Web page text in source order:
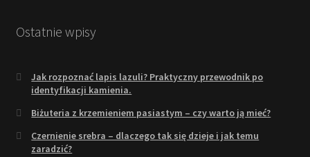
Ostatnie wpisy
Jak rozpoznać lapis lazuli? Praktyczny przewodnik po
identyfikacji kamienia.
Biżuteria z krzemieniem pasiastym – czy warto ją mieć?
Czernienie srebra – dlaczego tak się dzieje i jak temu
zaradzić?